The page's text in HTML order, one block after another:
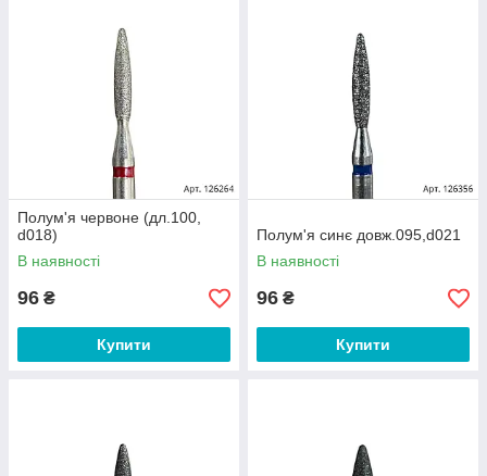
Полум'я червоне (дл.100,
d018)
В наявності
96 ₴
Купити
Полум'я синє довж.095,d021
В наявності
96 ₴
Купити